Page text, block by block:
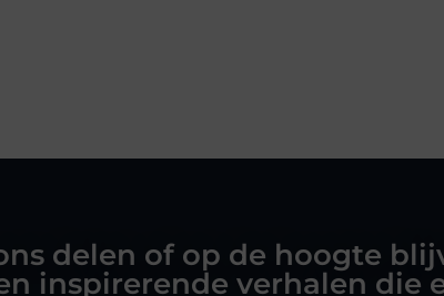
delen of op de hoogte
inspirerende verhalen die